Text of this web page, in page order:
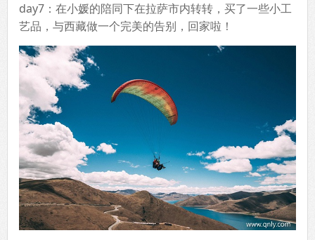
day7：在小媛的陪同下在拉萨市内转转，买了一些小工
艺品，与西藏做一个完美的告别，回家啦！